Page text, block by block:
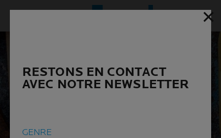
✕
RESTONS EN CONTACT
AVEC NOTRE NEWSLETTER
GENRE
✕
RESTONS EN CONTACT
AVEC NOTRE NEWSLETTER
GENRE